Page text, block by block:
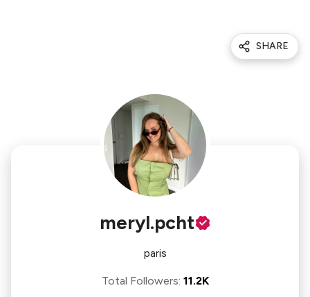
SHARE
meryl.pcht
paris
Total Followers: 11.2K